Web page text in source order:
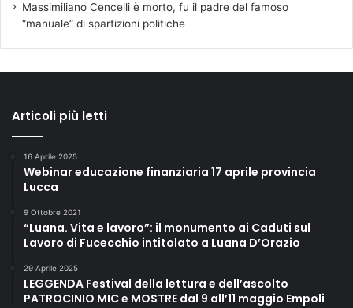
Massimiliano Cencelli è morto, fu il padre del famoso
“manuale” di spartizioni politiche
Articoli più letti
16 Aprile 2025
Webinar educazione finanziaria 17 aprile provincia
Lucca
9 Ottobre 2021
“Luana. Vita e lavoro”: il monumento ai Caduti sul
Lavoro di Fucecchio intitolato a Luana D’Orazio
29 Aprile 2025
LEGGENDA Festival della lettura e dell’ascolto
PATROCINIO MIC e MOSTRE dal 9 all’11 maggio Empoli